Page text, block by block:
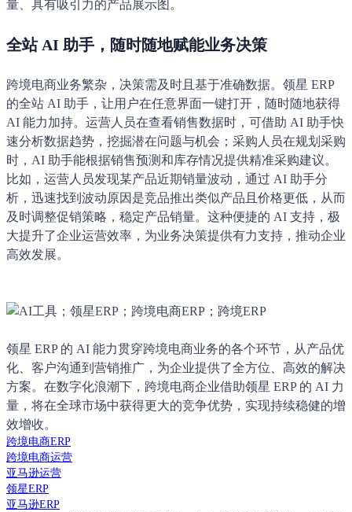
量、具有吸引力的产品展示图。
全站 AI 助手，随时随地赋能业务决策
跨境电商业务繁杂，决策需及时且基于准确数据。领星 ERP
的全站 AI 助手，让用户在任意界面一键打开，随时随地获得
AI 能力加持。运营人员在查看销售数据时，可借助 AI 助手快
速分析数据趋势，挖掘潜在问题与机会；采购人员在规划采购
时，AI 助手能根据销售预测和库存情况提供精准采购建议。
比如，运营人员发现某产品近期销量波动，通过 AI 助手分
析，迅速找到波动原因是竞品推出类似产品且价格更低，从而
及时调整促销策略，稳定产品销量。这种便捷的 AI 支持，极
大提升了企业运营效率，为业务决策提供有力支持，推动企业
高效发展。
领星 ERP 的 AI 能力贯穿跨境电商业务的各个环节，从产品优
化、客户沟通到营销推广，为企业提供了全方位、高效的解决
方案。在数字化浪潮下，跨境电商企业借助领星 ERP 的 AI 力
量，将在全球市场中获得更大的竞争优势，实现持续稳健的增
效增收。
跨境电商ERP
跨境电商运营
亚马逊运营
领星ERP
亚马逊ERP